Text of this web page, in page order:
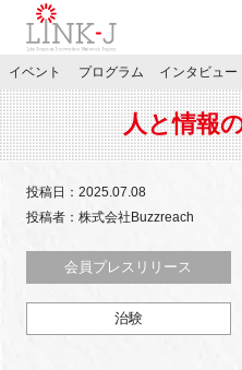
JP
特別会員専用メニュー
イベント プログラム インタビュー
人と情報
投稿日：2025.07.08
投稿者：株式会社Buzzreach
会員プレスリリース
治験